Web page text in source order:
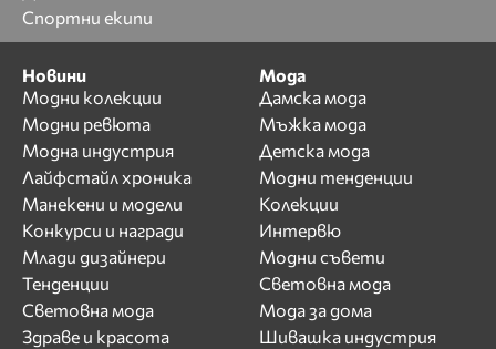
Спортни екипи
Новини
Модни колекции
Модни ревюта
Модна индустрия
Лайфстайл хроника
Манекени и модели
Конкурси и награди
Млади дизайнери
Тенденции
Световна мода
Здраве и красота
Мода
Дамска мода
Мъжка мода
Детска мода
Модни тенденции
Колекции
Интервю
Модни съвети
Световна мода
Мода за дома
Шивашка индустрия